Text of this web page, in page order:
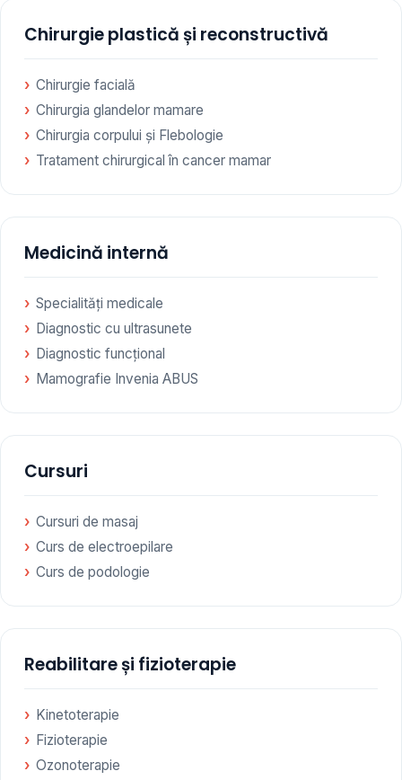
Chirurgie plastică și reconstructivă
Chirurgie facială
Chirurgia glandelor mamare
Chirurgia corpului și Flebologie
Tratament chirurgical în cancer mamar
Medicină internă
Specialități medicale
Diagnostic cu ultrasunete
Diagnostic funcțional
Mamografie Invenia ABUS
Cursuri
Cursuri de masaj
Curs de electroepilare
Curs de podologie
Reabilitare și fizioterapie
Kinetoterapie
Fizioterapie
Ozonoterapie